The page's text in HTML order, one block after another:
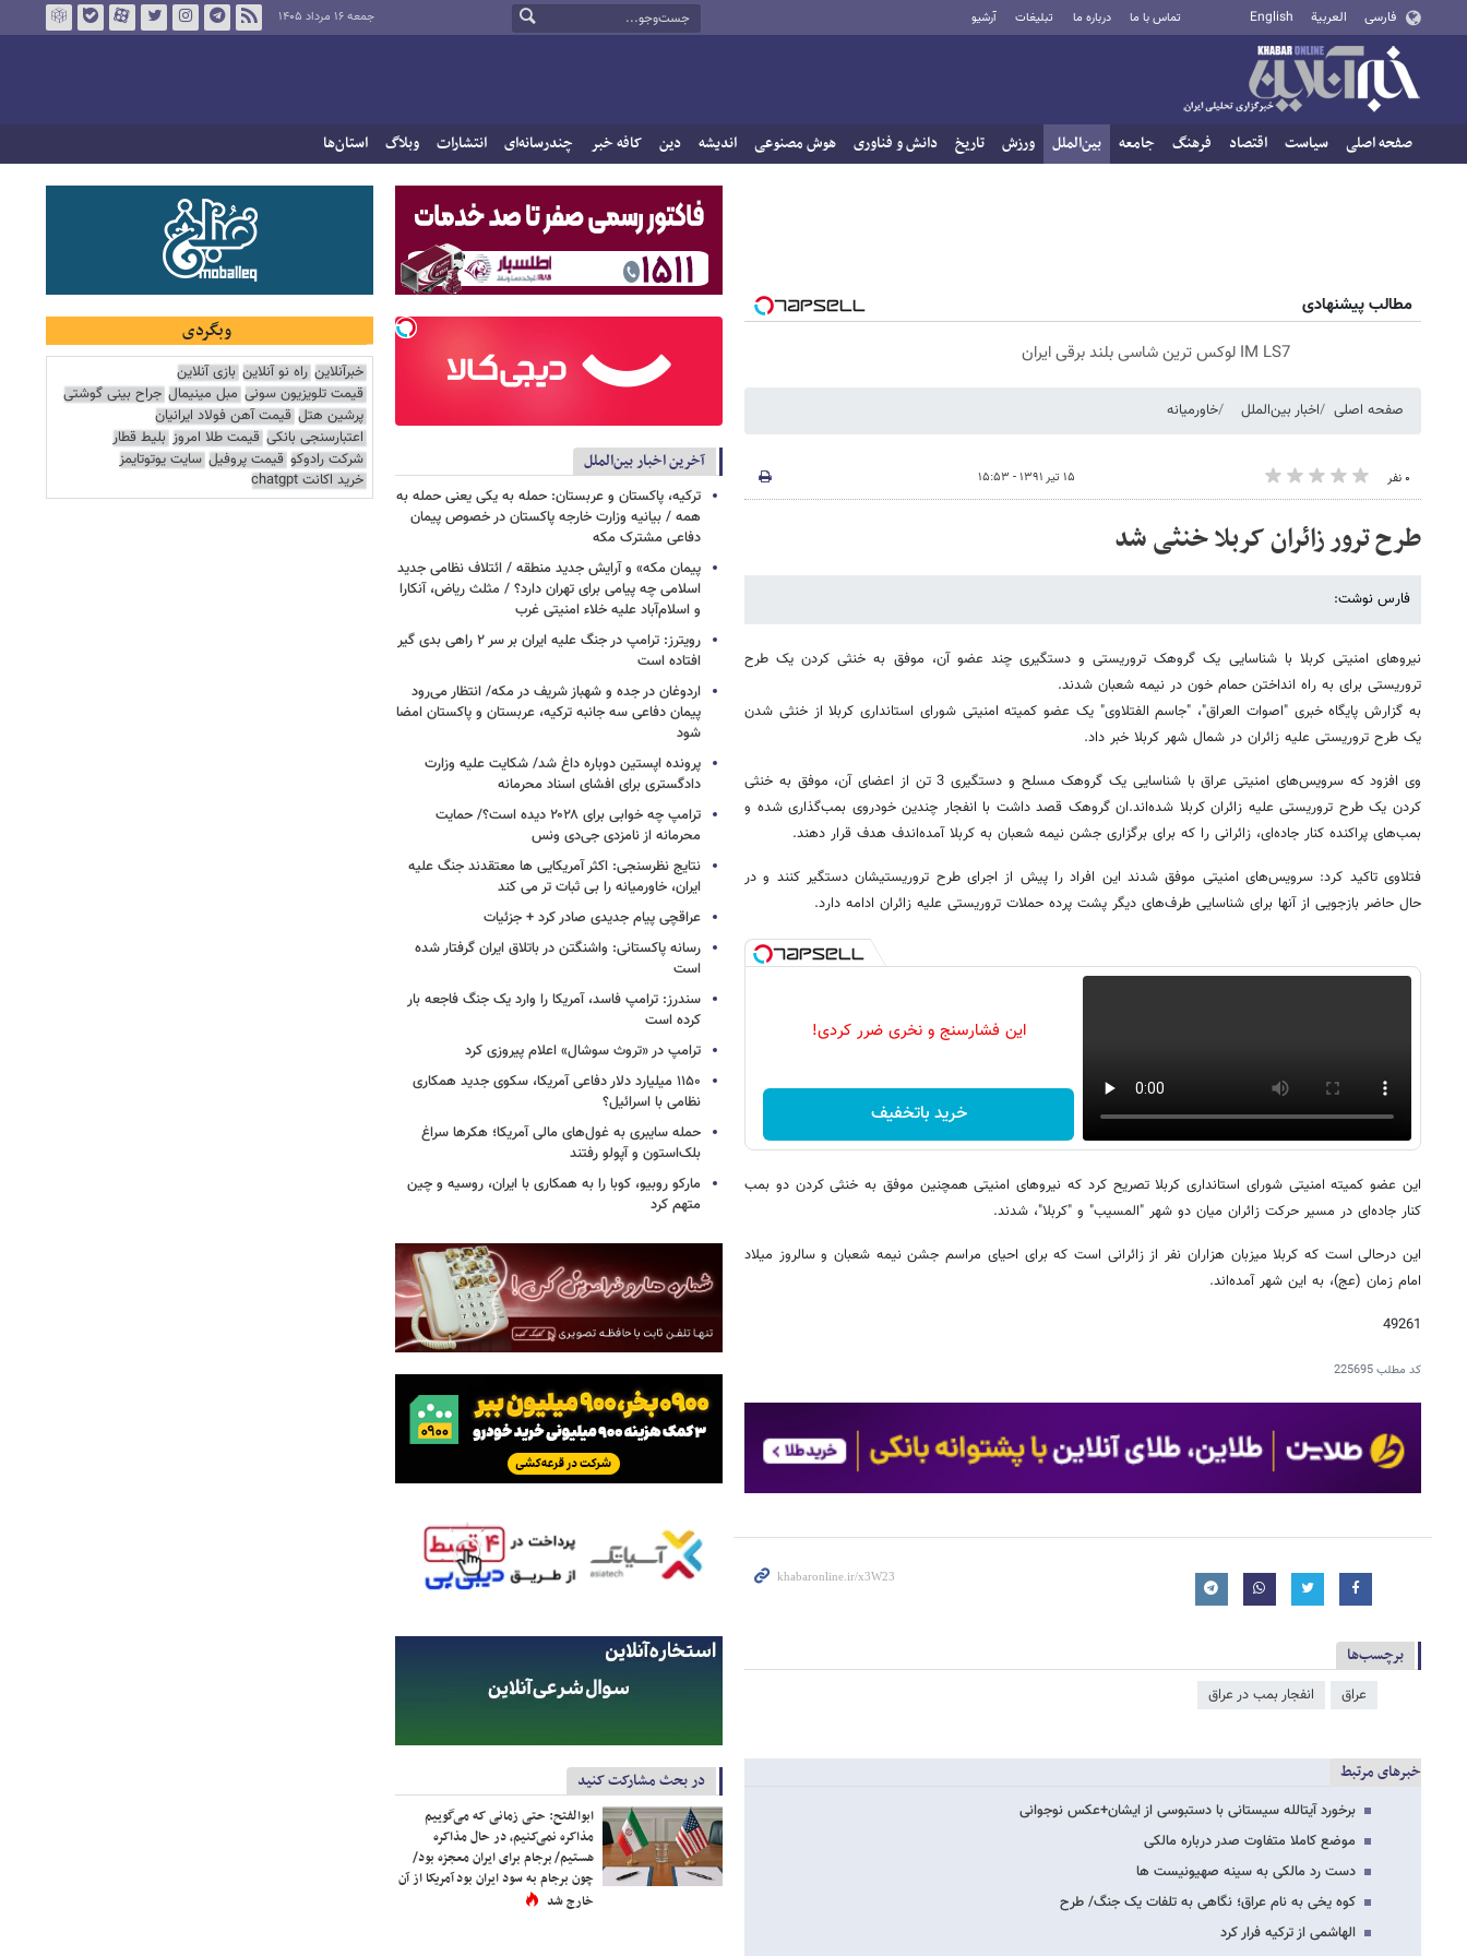
فارسی العربية English تماس با ما درباره ما تبلیغات آرشیو جمعه ۱۶ مرداد ۱۴۰۵
صفحه اصلی سیاست اقتصاد فرهنگ جامعه بین‌الملل ورزش تاریخ دانش و فناوری هوش مصنوعی اندیشه دین کافه خبر چندرسانه‌ای انتشارات وبلاگ استان‌ها
مطالب پیشنهادی
IM LS7 لوکس ترین شاسی بلند برقی ایران
صفحه اصلی اخبار بین‌الملل خاورمیانه
۰ نفر ۱۵ تیر ۱۳۹۱ - ۱۵:۵۳
طرح ترور زائران کربلا خنثی شد
فارس نوشت:
نیروهای امنیتی کربلا با شناسایی یک گروهک تروریستی و دستگیری چند عضو آن، موفق به خنثی کردن یک طرح
تروریستی برای به راه انداختن حمام خون در نیمه شعبان شدند.
به گزارش پایگاه خبری "اصوات العراق"، "جاسم الفتلاوی" یک عضو کمیته امنیتی شورای استانداری کربلا از خنثی شدن
یک طرح تروریستی علیه زائران در شمال شهر کربلا خبر داد.
وی افزود که سرویس‌های امنیتی عراق با شناسایی یک گروهک مسلح و دستگیری 3 تن از اعضای آن، موفق به خنثی
کردن یک طرح تروریستی علیه زائران کربلا شده‌اند.ان گروهک قصد داشت با انفجار چندین خودروی بمب‌گذاری شده و
بمب‌های پراکنده کنار جاده‌ای، زائرانی را که برای برگزاری جشن نیمه شعبان به کربلا آمده‌اندف هدف قرار دهند.
فتلاوی تاکید کرد: سرویس‌های امنیتی موفق شدند این افراد را پیش از اجرای طرح تروریستیشان دستگیر کنند و در
حال حاضر بازجویی از آنها برای شناسایی طرف‌های دیگر پشت پرده حملات تروریستی علیه زائران ادامه دارد.
این فشارسنج و نخری ضرر کردی!
خرید باتخفیف
این عضو کمیته امنیتی شورای استانداری کربلا تصریح کرد که نیروهای امنیتی همچنین موفق به خنثی کردن دو بمب‌
کنار ‌جاده‌ای در مسیر حرکت زائران میان دو شهر "المسیب" و "کربلا"، شدند.
این درحالی است که کربلا میزبان هزاران نفر از زائرانی است که برای احیای مراسم جشن نیمه شعبان و سالروز میلاد
امام زمان (عج)، به این شهر آمده‌اند.
49261
کد مطلب225695
برچسب‌ها
عراق انفجار بمب در عراق
خبرهای مرتبط
برخورد آیت​الله سیستانی با دستبوسی از ایشان+عکس نوجوانی
موضع کاملا متفاوت صدر درباره مالکی
دست رد مالکی به سینه صهیونیست ها
کوه یخی به نام عراق؛ نگاهی به تلفات یک جنگ/ طرح
الهاشمی از ترکیه فرار کرد
آخرین اخبار بین‌الملل
ترکیه، پاکستان و عربستان: حمله به یکی یعنی حمله به
همه / بیانیه وزارت خارجه پاکستان در خصوص پیمان
دفاعی مشترک مکه
پیمان مکه» و آرایش جدید منطقه / ائتلاف نظامی جدید
اسلامی چه پیامی برای تهران دارد؟ / مثلث ریاض، آنکارا
و اسلام‌آباد علیه خلاء امنیتی غرب
رویترز: ترامپ در جنگ علیه ایران بر سر ۲ راهی بدی گیر
افتاده است
اردوغان در جده و شهباز شریف در مکه/ انتظار می‌رود
پیمان دفاعی سه جانبه ترکیه، عربستان و پاکستان امضا
شود
پرونده اپستین دوباره داغ شد/ شکایت علیه وزارت
دادگستری برای افشای اسناد محرمانه
ترامپ چه خوابی برای ۲۰۲۸ دیده است؟/ حمایت
محرمانه از نامزدی جی‌دی ونس
نتایج نظرسنجی: اکثر آمریکایی ها معتقدند جنگ علیه
ایران، خاورمیانه را بی ثبات تر می کند
عراقچی پیام جدیدی صادر کرد + جزئیات
رسانه پاکستانی: واشنگتن در باتلاق ایران گرفتار شده
است
سندرز: ترامپ فاسد، آمریکا را وارد یک جنگ فاجعه بار
کرده است
ترامپ در «تروث سوشال» اعلام پیروزی کرد
۱۱۵۰ میلیارد دلار دفاعی آمریکا، سکوی جدید همکاری
نظامی با اسرائیل؟
حمله سایبری به غول‌های مالی آمریکا؛ هکرها سراغ
بلک‌استون و آپولو رفتند
مارکو روبیو، کوبا را به همکاری با ایران، روسیه و چین
متهم کرد
در بحث مشارکت کنید
ابوالفتح: حتی زمانی که می‌گوییم
مذاکره نمی‌کنیم، در حال مذاکره
هستیم/ برجام برای ایران معجزه بود/
چون برجام به سود ایران بود آمریکا از آن
خارج شد
وبگردی
خبرآنلاین راه نو آنلاین بازی آنلاین
قیمت تلویزیون سونی مبل مینیمال جراح بینی گوشتی
پرشین هتل قیمت آهن فولاد ایرانیان
اعتبارسنجی بانکی قیمت طلا امروز بلیط قطار
شرکت رادوکو قیمت پروفیل سایت یوتوتایمز
خرید اکانت chatgpt